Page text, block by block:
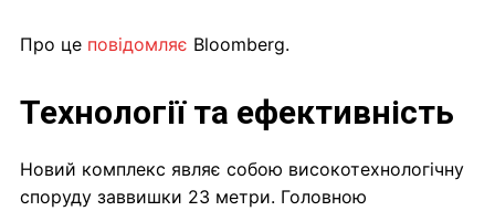
Про це повідомляє Bloomberg.
Технології та ефективність
Новий комплекс являє собою високотехнологічну
споруду заввишки 23 метри. Головною